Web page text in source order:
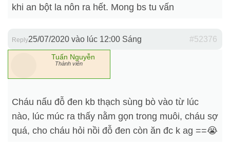
khi an bột la nôn ra hết. Mong bs tu vấn
25/07/2020 vào lúc 12:00 Sáng #52376
Reply
Tuấn Nguyễn
Thành viên
Cháu nấu đỗ đen kb thạch sùng bò vào từ lúc
nào, lúc múc ra thấy nằm gọn trong muôi, cháu sợ
quá, cho cháu hỏi nồi đỗ đen còn ăn đc k ag ==😭